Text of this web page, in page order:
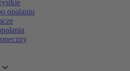
opalaniu